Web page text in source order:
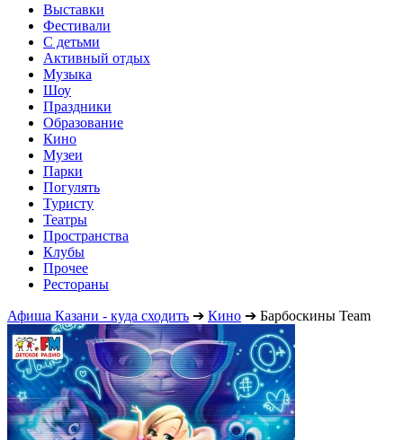
Выставки
Фестивали
С детьми
Активный отдых
Музыка
Шоу
Праздники
Образование
Кино
Музеи
Парки
Погулять
Туристу
Театры
Пространства
Клубы
Прочее
Рестораны
Афиша Казани - куда сходить ➔ Кино ➔ Барбоскины Team